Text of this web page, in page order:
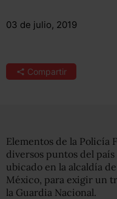
03 de julio, 2019
Compartir
Elementos de la Policía
diversos puntos del
ubicado en la alcaldía
México, para exigir un
la Guardia Nacional.